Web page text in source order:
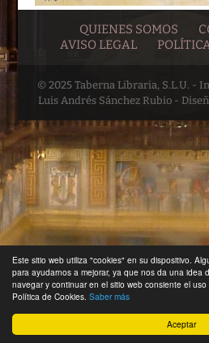
Aceptar
Este sitio web utiliza "cookies" en su dispositivo.
para ayudarnos a mejorar, ya que nos da una idea
navegar y continuar en el sitio web consiente el
Política de Cookies. Saber más
QUIENES SOMOS
AVISO LEGAL
© 2025 Taberna Libraria, S.L.U. -
Luis Andrés Sánchez Rubio -